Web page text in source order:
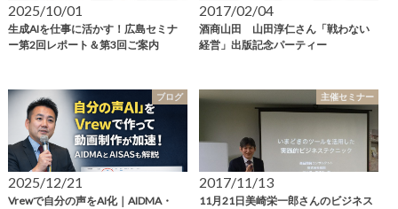
2025/10/01
生成AIを仕事に活かす！広島セミナ
ー第2回レポート＆第3回ご案内
2017/02/04
酒商山田 山田淳仁さん「戦わない
経営」出版記念パーティー
ブログ
2025/12/21
Vrewで自分の声をAI化｜AIDMA・
主催セミナー
2017/11/13
11月21日美崎栄一郎さんのビジネス